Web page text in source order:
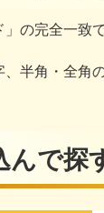
の完全一致
、半角・全角
んで探